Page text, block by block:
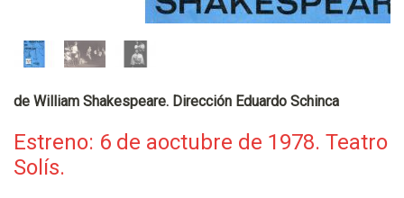
de William Shakespeare. Dirección Eduardo Schinca
Estreno: 6 de aoctubre de 1978. Teatro
Solís.